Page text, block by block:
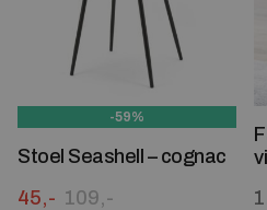
-59%
Stoel Seashell – cognac
109,-
Oorspronkelijke prijs was:
45,-
Huidige prijs is: 45,-.